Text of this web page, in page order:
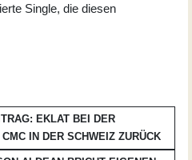
Single, die diesen
EKLAT BEI DER
IN DER SCHWEIZ ZURÜCK